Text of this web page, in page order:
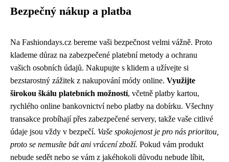
Bezpečný nákup a platba
Na Fashiondays.cz bereme vaši bezpečnost velmi vážně. Proto
klademe důraz na zabezpečené platební metody a ochranu
vašich osobních údajů. Nakupujte s klidem a užívejte si
bezstarostný zážitek z nakupování módy online. Využijte
širokou škálu platebních možností, včetně platby kartou,
rychlého online bankovnictví nebo platby na dobírku. Všechny
transakce probíhají přes zabezpečené servery, takže vaše citlivé
údaje jsou vždy v bezpečí. Vaše spokojenost je pro nás prioritou,
proto se nemusíte bát ani vrácení zboží. Pokud vám produkt
nebude sedět nebo se vám z jakéhokoli důvodu nebude líbit,